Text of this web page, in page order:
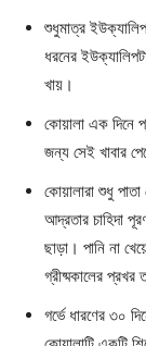
শুধুমাত্র
ধরনের
খায়।
কোয়ালা এক দিনে
জন্য সেই খাবার
কোয়ালারা শুধু
আদ্রতার চাহিদা
ছাড়া। পানি না
গ্রীষ্মকালের প্রখর
গর্ভে ধারণের ৩০